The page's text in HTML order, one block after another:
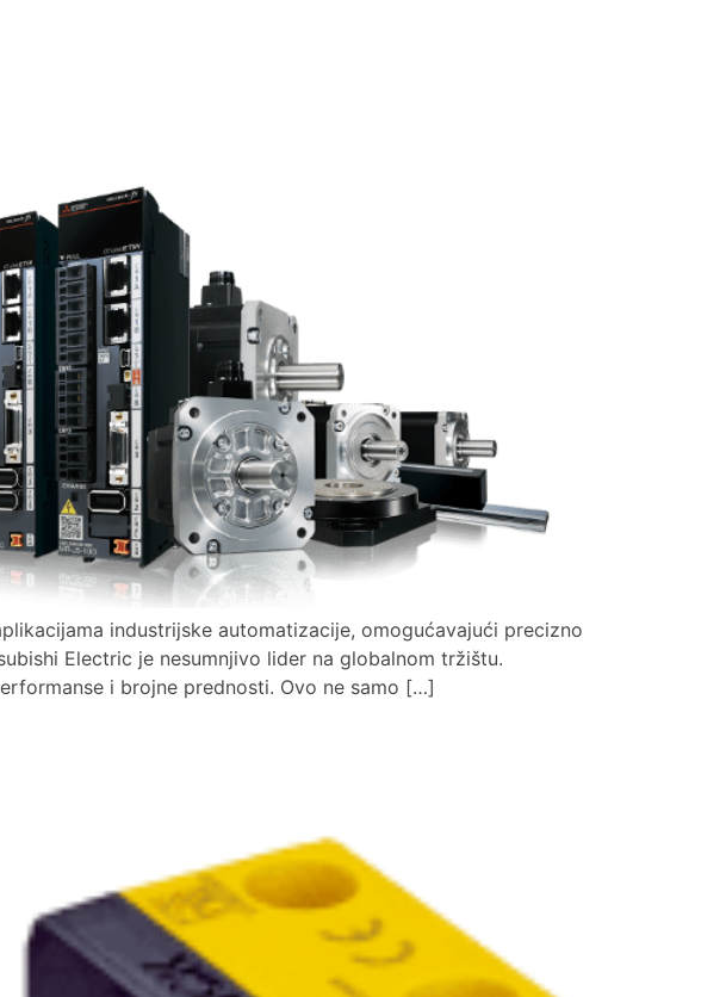
industrijske automatizacije, omogućavajući precizno
Electric je nesumnjivo lider na globalnom tržištu.
i brojne prednosti. Ovo ne samo […]